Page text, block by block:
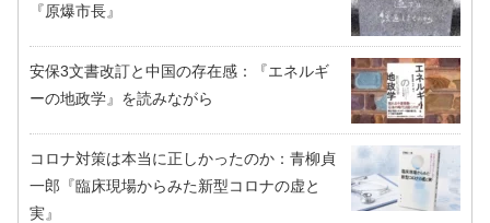
『原爆市長』
安保3文書改訂と中国の存在感：『エネルギ
ーの地政学』を読みながら
コロナ対策は本当に正しかったのか：青柳貞
一郎『臨床現場からみた新型コロナの虚と
実』